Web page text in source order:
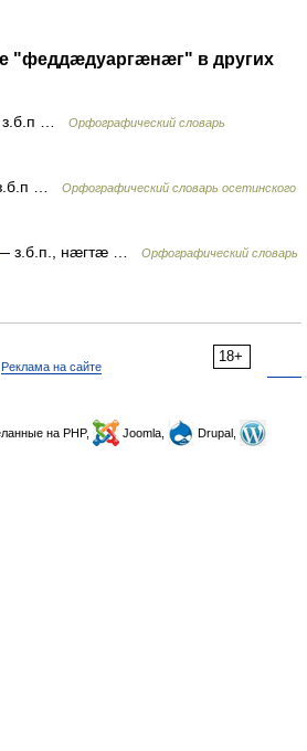
"феддæдуаргæнæг" в других
…
Орфографический словарь
…
Орфографический словарь осетинского
з.б.п., нæгтæ …
Орфографический словарь
18+
Реклама на сайте
на PHP, Joomla,
Drupal,